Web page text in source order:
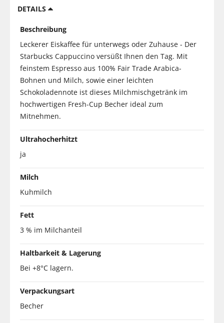
DETAILS
Beschreibung
Leckerer Eiskaffee für unterwegs oder Zuhause - Der
Starbucks Cappuccino versüßt Ihnen den Tag. Mit
feinstem Espresso aus 100% Fair Trade Arabica-
Bohnen und Milch, sowie einer leichten
Schokoladennote ist dieses Milchmischgetränk im
hochwertigen Fresh-Cup Becher ideal zum
Mitnehmen.
Ultrahocherhitzt
ja
Milch
Kuhmilch
Fett
3 % im Milchanteil
Haltbarkeit & Lagerung
Bei +8°C lagern.
Verpackungsart
Becher